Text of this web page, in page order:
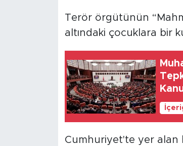
Terör örgütünün
altındaki çocuklara bir
Cumhuriyet'te yer alan
SİYASET
MEDYA KÖŞESİ
FOTO GALERİ